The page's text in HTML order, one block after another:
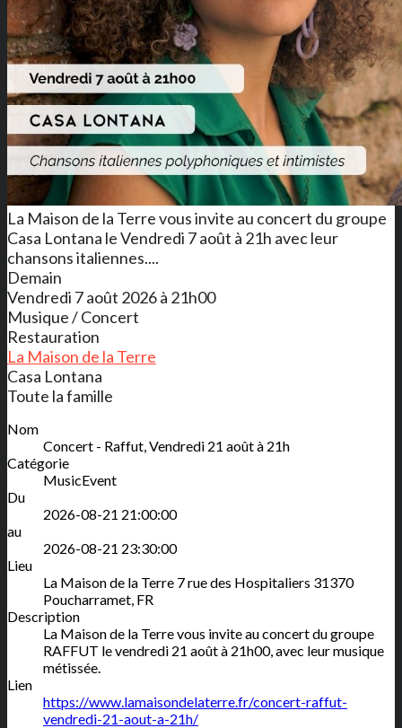
La Maison de la Terre vous invite au concert du groupe
Casa Lontana le Vendredi 7 août à 21h avec leur
chansons italiennes....
Demain
Vendredi 7 août 2026 à 21h00
Musique / Concert
Restauration
La Maison de la Terre
Casa Lontana
Toute la famille
Nom
Concert - Raffut, Vendredi 21 août à 21h
Catégorie
MusicEvent
Du
2026-08-21 21:00:00
au
2026-08-21 23:30:00
Lieu
La Maison de la Terre 7 rue des Hospitaliers 31370
Poucharramet FR
Description
La Maison de la Terre vous invite au concert du groupe
RAFFUT le vendredi 21 août à 21h00, avec leur musique
métissée.
Lien
https://www.lamaisondelaterre.fr/concert-raffut-
vendredi-21-aout-a-21h/